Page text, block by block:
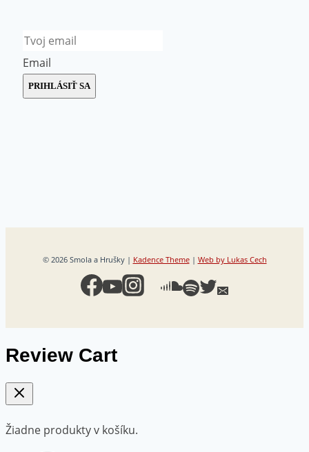
Email
PRIHLÁSIŤ SA
© 2026 Smola a Hrušky | Kadence Theme| Web by Lukas Cech
Review Cart
Žiadne produkty v košíku.